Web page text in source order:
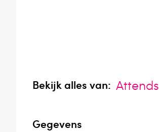
Bekijk alles van: Attends
Gegevens